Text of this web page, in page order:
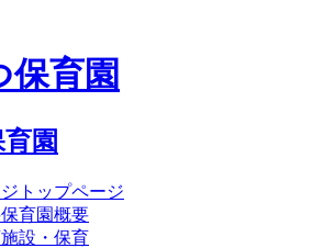
トップページ
保育園概要
施設・保育